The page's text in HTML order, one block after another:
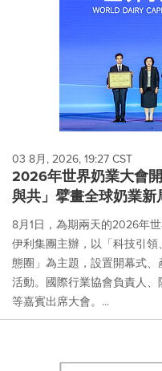
03 8月, 2026, 19:27 CST
2026年世界奶業大會
與共」擘畫全球奶業新
8月1日，為期兩天的2026年
伊利集團主辦，以「科技引
態圈」為主題，設置開幕式
活動。國際行業協會負責人
等嘉賓出席大會。...